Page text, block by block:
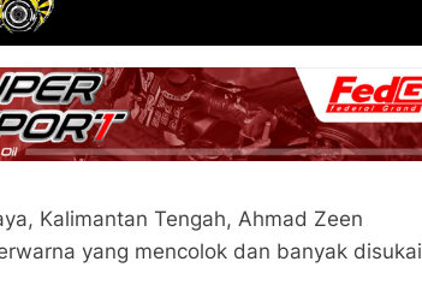
Kalimantan Tengah, Ahmad Zeen
yang mencolok dan banyak disukai